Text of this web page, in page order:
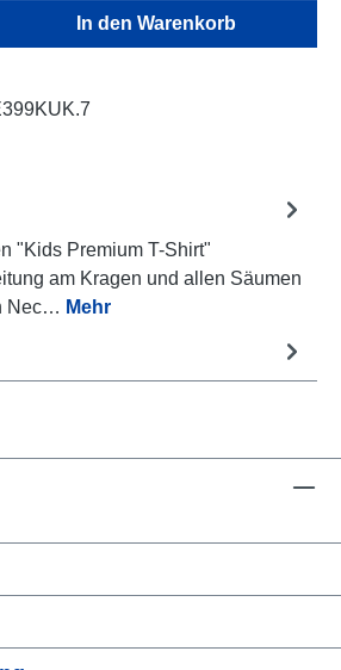
Gib den gewünschten
In den Warenkorb
"Kids Premium T-Shirt"
am Kragen und allen Säumen
Nec… Mehr